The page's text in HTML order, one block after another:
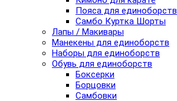
Пояса для единоборств
Самбо Куртка Шорты
Лапы / Макивары
Манекены для единоборств
Наборы для единоборств
Обувь для единоборств
Боксерки
Борцовки
Самбовки